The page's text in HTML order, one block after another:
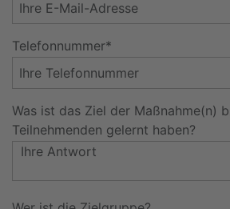
Telefonnummer*
Was ist das Ziel der Maßnahme(n)
Teilnehmenden gelernt haben?